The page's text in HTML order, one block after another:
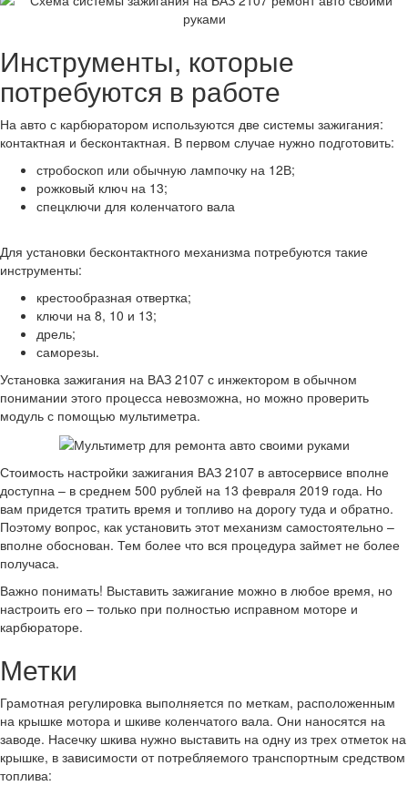
Инструменты, которые
потребуются в работе
На авто с карбюратором используются две системы зажигания:
контактная и бесконтактная. В первом случае нужно подготовить:
стробоскоп или обычную лампочку на 12В;
рожковый ключ на 13;
спецключи для коленчатого вала
Для установки бесконтактного механизма потребуются такие
инструменты:
крестообразная отвертка;
ключи на 8, 10 и 13;
дрель;
саморезы.
Установка зажигания на ВАЗ 2107 с инжектором в обычном
понимании этого процесса невозможна, но можно проверить
модуль с помощью мультиметра.
Стоимость настройки зажигания ВАЗ 2107 в автосервисе вполне
доступна – в среднем 500 рублей на 13 февраля 2019 года. Но
вам придется тратить время и топливо на дорогу туда и обратно.
Поэтому вопрос, как установить этот механизм самостоятельно –
вполне обоснован. Тем более что вся процедура займет не более
получаса.
Важно понимать! Выставить зажигание можно в любое время, но
настроить его – только при полностью исправном моторе и
карбюраторе.
Метки
Грамотная регулировка выполняется по меткам, расположенным
на крышке мотора и шкиве коленчатого вала. Они наносятся на
заводе. Насечку шкива нужно выставить на одну из трех отметок на
крышке, в зависимости от потребляемого транспортным средством
топлива: